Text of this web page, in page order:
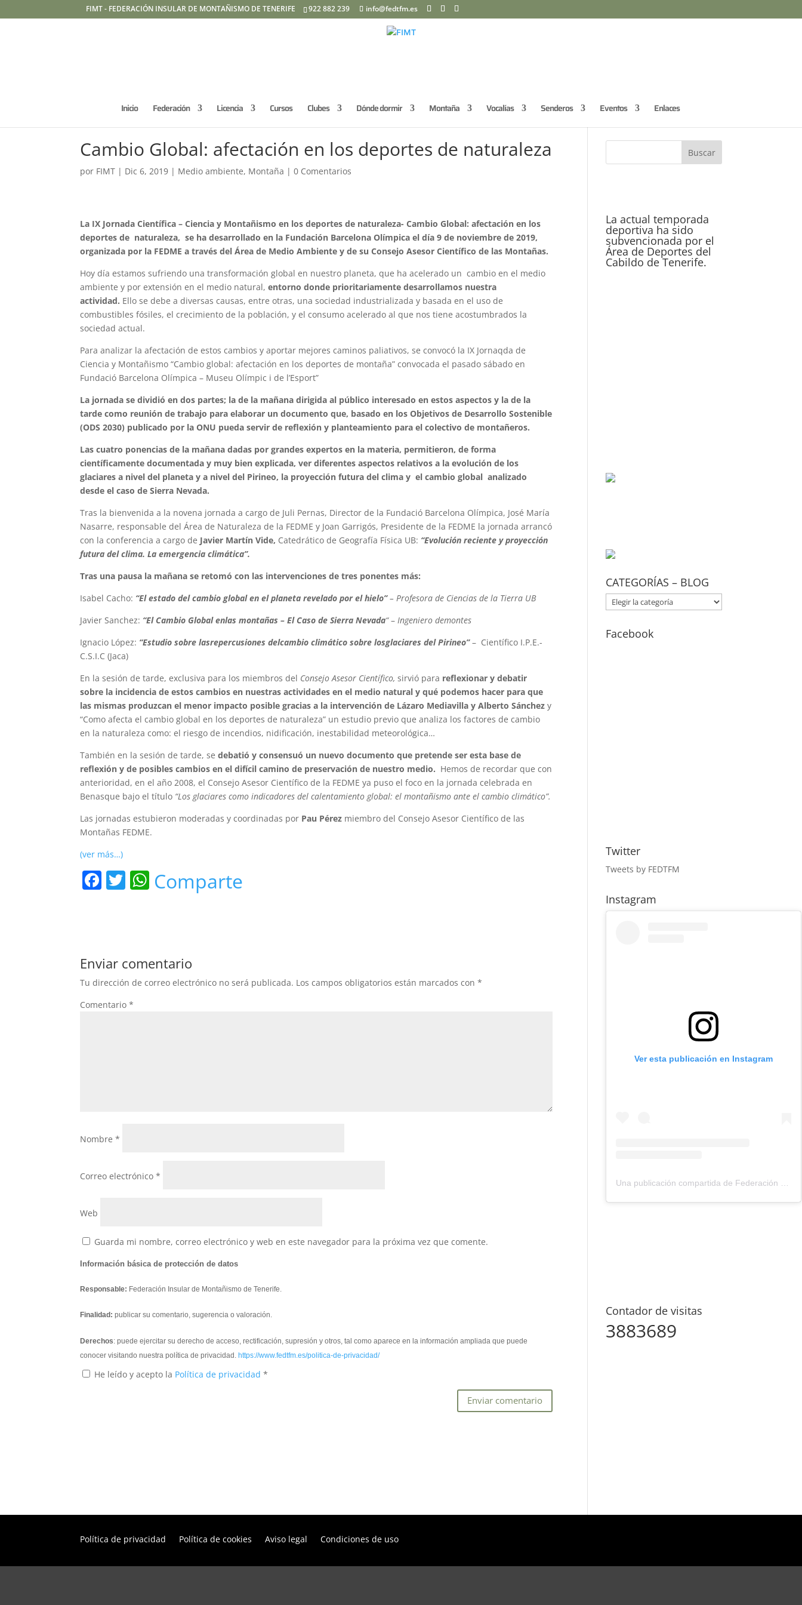
FIMT - FEDERACIÓN INSULAR DE MONTAÑISMO DE TENERIFE 922 882 239 info@fedtfm.es
Inicio Federación Licencia Cursos Clubes Dónde dormir Montaña Vocalías Senderos Eventos Enlaces
Cambio Global: afectación en los deportes de naturaleza
por FIMT | Dic 6, 2019 | Medio ambiente, Montaña |0 Comentarios
La IX Jornada Científica – Ciencia y Montañismo en los deportes de naturaleza- Cambio Global: afectación en los
deportes de naturaleza, se ha desarrollado en la Fundación Barcelona Olímpica el día 9 de noviembre de 2019,
organizada por la FEDME a través del Área de Medio Ambiente y de su Consejo Asesor Científico de las Montañas.
Hoy día estamos sufriendo una transformación global en nuestro planeta, que ha acelerado un cambio en el medio
ambiente y por extensión en el medio natural,entorno donde prioritariamente desarrollamos nuestra
actividad. Ello se debe a diversas causas, entre otras, una sociedad industrializada y basada en el uso de
combustibles fósiles, el crecimiento de la población, y el consumo acelerado al que nos tiene acostumbrados la
sociedad actual.
Para analizar la afectación de estos cambios y aportar mejores caminos paliativos, se convocó la IX Jornaqda de
Ciencia y Montañismo “Cambio global: afectación en los deportes de montaña” convocada el pasado sábado en
Fundació Barcelona Olímpica – Museu Olímpic i de l’Esport”
La jornada se dividió en dos partes; la de la mañana dirigida al público interesado en estos aspectos y la de la
tarde como reunión de trabajo para elaborar un documento que, basado en los Objetivos de Desarrollo Sostenible
(ODS 2030) publicado por la ONU pueda servir de reflexión y planteamiento para el colectivo de montañeros.
Las cuatro ponencias de la mañana dadas por grandes expertos en la materia, permitieron, de forma
científicamente documentada y muy bien explicada, ver diferentes aspectos relativos a la evolución de los
glaciares a nivel del planeta y a nivel del Pirineo, la proyección futura del clima y el cambio global analizado
desde el caso de Sierra Nevada.
Tras la bienvenida a la novena jornada a cargo de Juli Pernas, Director de la Fundació Barcelona Olímpica, José María
Nasarre, responsable del Área de Naturaleza de la FEDME y Joan Garrigós, Presidente de la FEDME la jornada arrancó
con la conferencia a cargo de Javier Martín Vide, Catedrático de Geografía Física UB: “Evolución reciente y proyección
futura del clima. La emergencia climática”.
Tras una pausa la mañana se retomó con las intervenciones de tres ponentes más:
Isabel Cacho: “El estado del cambio global en el planeta revelado por el hielo”– Profesora de Ciencias de la Tierra UB
Javier Sanchez: “El Cambio Global enlas montañas – El Caso de Sierra Nevada“–Ingeniero demontes
Ignacio López: “Estudio sobre lasrepercusiones delcambio climático sobre losglaciares del Pirineo”– Científico I.P.E.-
C.S.I.C (Jaca)
En la sesión de tarde, exclusiva para los miembros del Consejo Asesor Científico, sirvió para reflexionar y debatir
sobre la incidencia de estos cambios en nuestras actividades en el medio natural y qué podemos hacer para que
las mismas produzcan el menor impacto posible gracias a la intervención de Lázaro Mediavilla y Alberto Sánchez y
“Como afecta el cambio global en los deportes de naturaleza” un estudio previo que analiza los factores de cambio
en la naturaleza como: el riesgo de incendios, nidificación, inestabilidad meteorológica…
También en la sesión de tarde, sedebatió y consensuó un nuevo documento que pretende ser esta base de
reflexión y de posibles cambios en el difícil camino de preservación de nuestro medio. Hemos de recordar que con
anterioridad, en el año 2008, el Consejo Asesor Científico de la FEDME ya puso el foco en la jornada celebrada en
Benasque bajo el título “Los glaciares como indicadores del calentamiento global: el montañismo ante el cambio climático”.
Las jornadas estubieron moderadas y coordinadas por Pau Pérez miembro del Consejo Asesor Científico de las
Montañas FEDME.
(ver más…)
F
b
o
o
k
T W
A
p
p
Comparte
Enviar comentario
Tu dirección de correo electrónico no será publicada. Los campos obligatorios están marcados con*
Comentario*
Nombre*
Correo electrónico*
Web
Guarda mi nombre, correo electrónico y web en este navegador para la próxima vez que comente.
Información básica de protección de datos
Responsable: Federación Insular de Montañismo de Tenerife.
Finalidad: publicar su comentario, sugerencia o valoración.
Derechos: puede ejercitar su derecho de acceso, rectificación, supresión y otros, tal como aparece en la información ampliada que puede
conocer visitando nuestra política de privacidad.https://www.fedtfm.es/politica-de-privacidad/
He leído y acepto la Política de privacidad*
La actual temporada
deportiva ha sido
subvencionada por el
Área de Deportes del
Cabildo de Tenerife.
CATEGORÍAS – BLOG
CATEGORÍAS
–
BLOG
Facebook
Twitter
Tweets by FEDTFM
Instagram
Ver esta publicación en Instagram
Contador de visitas
3883689
Política de privacidad Política de cookies Aviso legal Condiciones de uso